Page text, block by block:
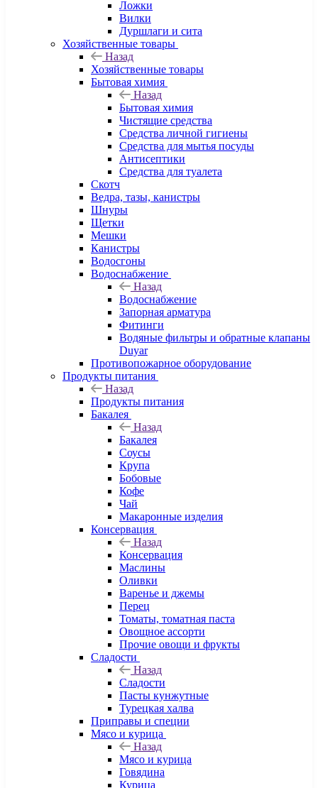
Ложки
Вилки
Дуршлаги и сита
Хозяйственные товары
Назад
Хозяйственные товары
Бытовая химия
Назад
Бытовая химия
Чистящие средства
Средства личной гигиены
Средства для мытья посуды
Антисептики
Средства для туалета
Скотч
Ведра, тазы, канистры
Шнуры
Щетки
Мешки
Канистры
Водосгоны
Водоснабжение
Назад
Водоснабжение
Запорная арматура
Фитинги
Водяные фильтры и обратные клапаны
Duyar
Противопожарное оборудование
Продукты питания
Назад
Продукты питания
Бакалея
Назад
Бакалея
Соусы
Крупа
Бобовые
Кофе
Чай
Макаронные изделия
Консервация
Назад
Консервация
Маслины
Оливки
Варенье и джемы
Перец
Томаты, томатная паста
Овощное ассорти
Прочие овощи и фрукты
Сладости
Назад
Сладости
Пасты кунжутные
Турецкая халва
Приправы и специи
Мясо и курица
Назад
Мясо и курица
Говядина
Курица